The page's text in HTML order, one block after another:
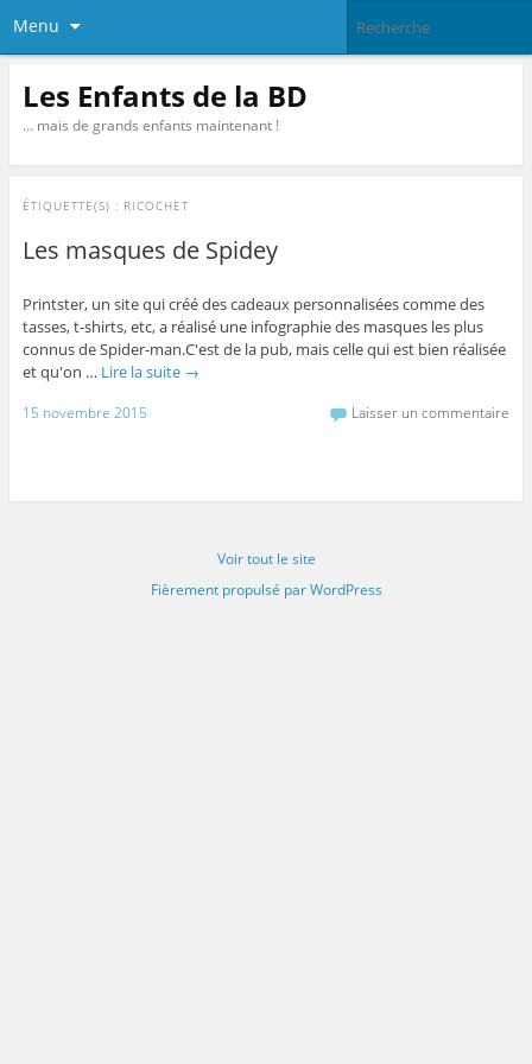
Menu
Les Enfants de la BD
… mais de grands enfants maintenant !
ÉTIQUETTE(S) : RICOCHET
Les masques de Spidey
Printster, un site qui créé des cadeaux personnalisées comme des
tasses, t-shirts, etc, a réalisé une infographie des masques les plus
connus de Spider-man.C'est de la pub, mais celle qui est bien réalisée
et qu'on … Lire la suite →
15 novembre 2015 Laisser un commentaire
Voir tout le site
Fièrement propulsé par WordPress